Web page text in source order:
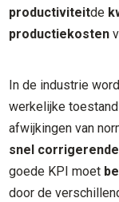
productiviteitde
productiekosten
In de industrie
werkelijke
afwijkingen van
snel
goede KPI moet
door de